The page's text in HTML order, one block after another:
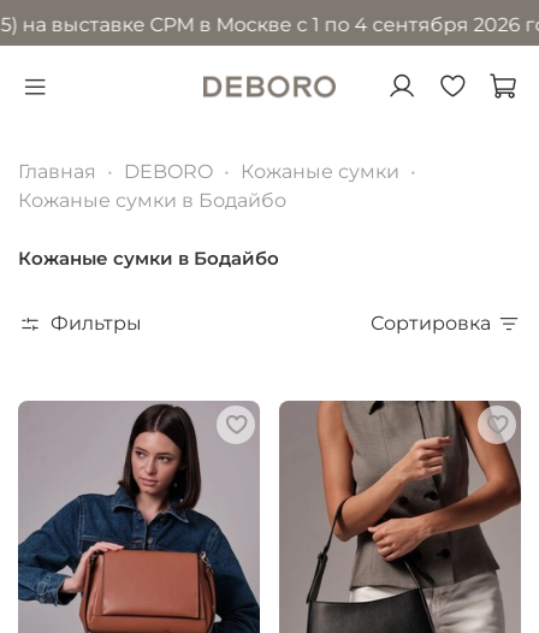
CPM в Москве с 1 по 4 сентября 2026 года в
Главная DEBORO
Кожаные сумки
Кожаные сумки в Бодайбо
Кожаные сумки в Бодайбо
Фильтры Сортировка